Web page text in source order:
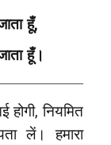
हूँ,
हूँ।
नियमित
लें। हमारा